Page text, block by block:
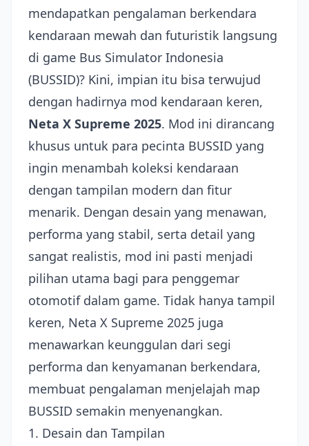
mendapatkan pengalaman berkendara
kendaraan mewah dan futuristik langsung
di game Bus Simulator Indonesia
(BUSSID)? Kini, impian itu bisa terwujud
dengan hadirnya mod kendaraan keren,
Neta X Supreme 2025. Mod ini dirancang
khusus untuk para pecinta BUSSID yang
ingin menambah koleksi kendaraan
dengan tampilan modern dan fitur
menarik. Dengan desain yang menawan,
performa yang stabil, serta detail yang
sangat realistis, mod ini pasti menjadi
pilihan utama bagi para penggemar
otomotif dalam game. Tidak hanya tampil
keren, Neta X Supreme 2025 juga
menawarkan keunggulan dari segi
performa dan kenyamanan berkendara,
membuat pengalaman menjelajah map
BUSSID semakin menyenangkan.
1. Desain dan Tampilan